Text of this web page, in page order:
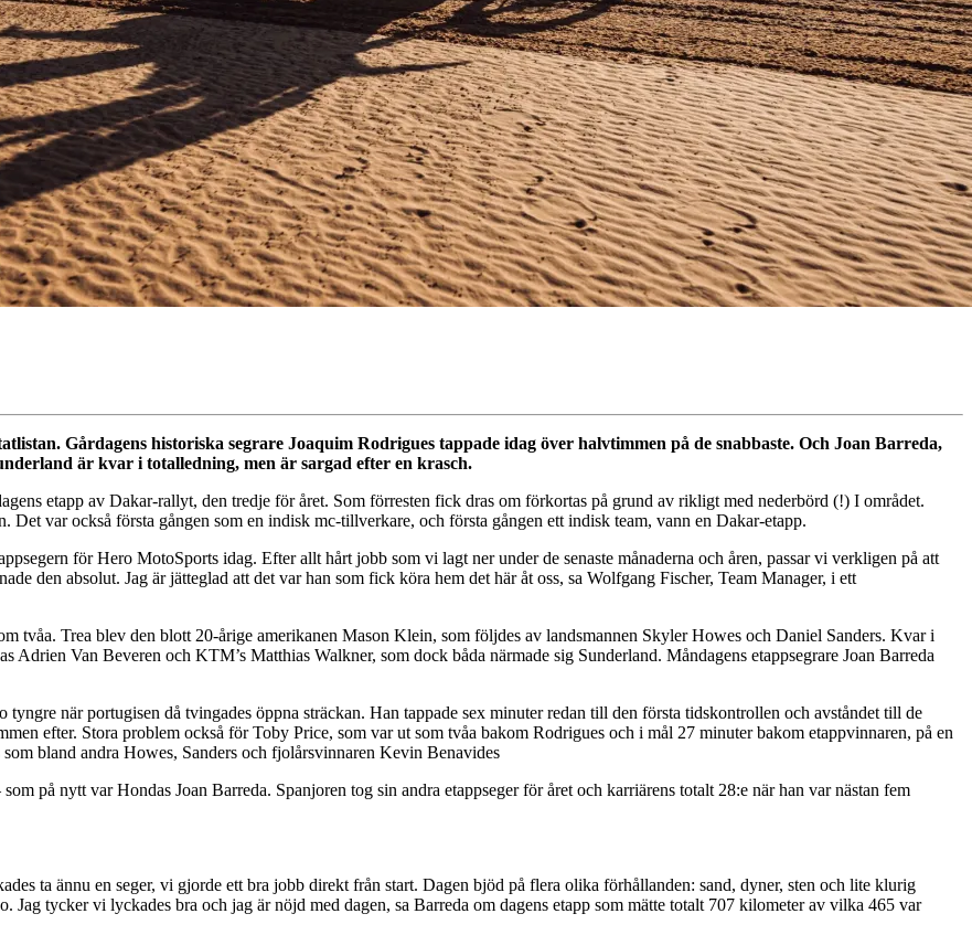
Gårdagens historiska segrare Joaquim Rodrigues tappade idag över halvtimmen på de snabbaste. Och Joan Barreda,
är kvar i totalledning, men är sargad efter en krasch.
etapp av Dakar-rallyt, den tredje för året. Som förresten fick dras om förkortas på grund av rikligt med nederbörd (!) I området.
var också första gången som en indisk mc-tillverkare, och första gången ett indisk team, vann en Dakar-etapp.
för Hero MotoSports idag. Efter allt hårt jobb som vi lagt ner under de senaste månaderna och åren, passar vi verkligen på att
den absolut. Jag är jätteglad att det var han som fick köra hem det här åt oss, sa Wolfgang Fischer, Team Manager, i ett
tvåa. Trea blev den blott 20-årige amerikanen Mason Klein, som följdes av landsmannen Skyler Howes och Daniel Sanders. Kvar i
Adrien Van Beveren och KTM’s Matthias Walkner, som dock båda närmade sig Sunderland. Måndagens etappsegrare Joan Barreda
när portugisen då tvingades öppna sträckan. Han tappade sex minuter redan till den första tidskontrollen och avståndet till de
efter. Stora problem också för Toby Price, som var ut som tvåa bakom Rodrigues och i mål 27 minuter bakom etappvinnaren, på en
bland andra Howes, Sanders och fjolårsvinnaren Kevin Benavides
på nytt var Hondas Joan Barreda. Spanjoren tog sin andra etappseger för året och karriärens totalt 28:e när han var nästan fem
ta ännu en seger, vi gjorde ett bra jobb direkt från start. Dagen bjöd på flera olika förhållanden: sand, dyner, sten och lite klurig
tycker vi lyckades bra och jag är nöjd med dagen, sa Barreda om dagens etapp som mätte totalt 707 kilometer av vilka 465 var